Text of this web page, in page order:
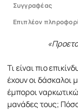
Συγγραφέας
Επιπλέον
Τι είναι πιο
έχουν οι δάσκαλοι
έμποροι
μανάδες τους; Πόσο